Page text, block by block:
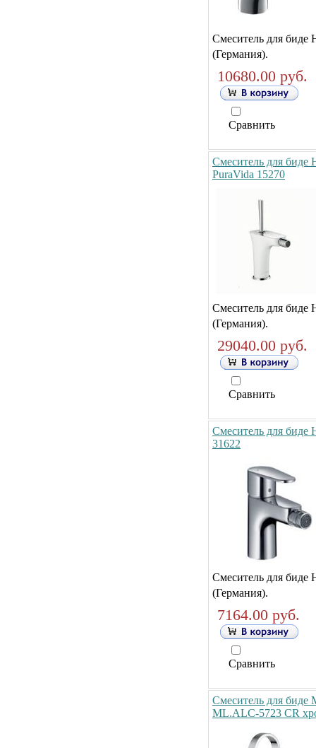
Смеситель для биде
(Германия).
10680.00 руб.
Сравнить
Смеситель для биде
PuraVida 15270
Смеситель для биде
(Германия).
29040.00 руб.
Сравнить
Смеситель для биде
31622
Смеситель для биде
(Германия).
7164.00 руб.
Сравнить
Смеситель для биде
ML.ALC-5723 CR